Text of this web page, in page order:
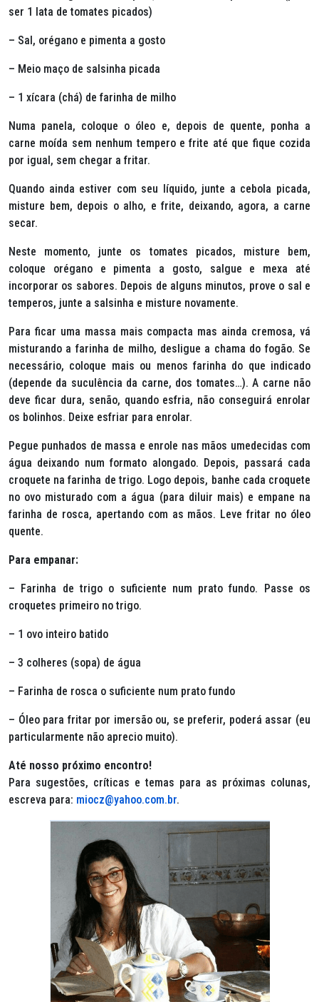
ser 1 lata de tomates picados)
– Sal, orégano e pimenta a gosto
– Meio maço de salsinha picada
– 1 xícara (chá) de farinha de milho
Numa panela, coloque o óleo e, depois de quente, ponha a
carne moída sem nenhum tempero e frite até que fique cozida
por igual, sem chegar a fritar.
Quando ainda estiver com seu líquido, junte a cebola picada,
misture bem, depois o alho, e frite, deixando, agora, a carne
secar.
Neste momento, junte os tomates picados, misture bem,
coloque orégano e pimenta a gosto, salgue e mexa até
incorporar os sabores. Depois de alguns minutos, prove o sal e
temperos, junte a salsinha e misture novamente.
Para ficar uma massa mais compacta mas ainda cremosa, vá
misturando a farinha de milho, desligue a chama do fogão. Se
necessário, coloque mais ou menos farinha do que indicado
(depende da suculência da carne, dos tomates…). A carne não
deve ficar dura, senão, quando esfria, não conseguirá enrolar
os bolinhos. Deixe esfriar para enrolar.
Pegue punhados de massa e enrole nas mãos umedecidas com
água deixando num formato alongado. Depois, passará cada
croquete na farinha de trigo. Logo depois, banhe cada croquete
no ovo misturado com a água (para diluir mais) e empane na
farinha de rosca, apertando com as mãos. Leve fritar no óleo
quente.
Para empanar:
– Farinha de trigo o suficiente num prato fundo. Passe os
croquetes primeiro no trigo.
– 1 ovo inteiro batido
– 3 colheres (sopa) de água
– Farinha de rosca o suficiente num prato fundo
– Óleo para fritar por imersão ou, se preferir, poderá assar (eu
particularmente não aprecio muito).
Até nosso próximo encontro!
Para sugestões, críticas e temas para as próximas colunas,
escreva para: miocz@yahoo.com.br.